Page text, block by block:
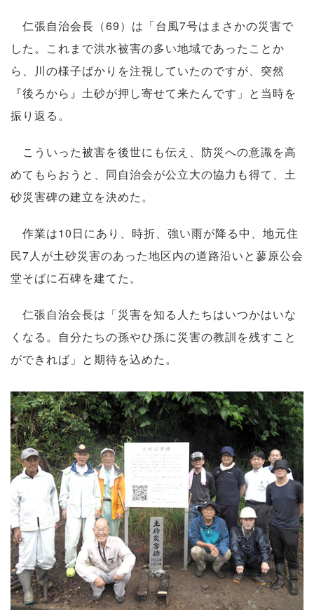
仁張自治会長（69）は「台風7号はまさかの災害で
した。これまで洪水被害の多い地域であったことか
ら、川の様子ばかりを注視していたのですが、突然
『後ろから』土砂が押し寄せて来たんです」と当時を
振り返る。
こういった被害を後世にも伝え、防災への意識を高
めてもらおうと、同自治会が公立大の協力も得て、土
砂災害碑の建立を決めた。
作業は10日にあり、時折、強い雨が降る中、地元住
民7人が土砂災害のあった地区内の道路沿いと蓼原公会
堂そばに石碑を建てた。
仁張自治会長は「災害を知る人たちはいつかはいな
くなる。自分たちの孫やひ孫に災害の教訓を残すこと
ができれば」と期待を込めた。